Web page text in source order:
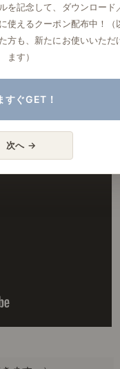
ると美しく、お
るかは、3Dシミ
に実施していま
例①
を記念して、ダウンロード
使えるクーポン配布中！（
方も、新たにお使いいただ
ます）
すぐGET！
次へ →